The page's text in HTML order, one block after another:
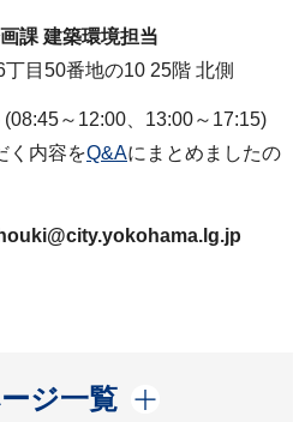
課 建築環境担当
目50番地の10 25階 北側
(08:45～12:00、13:00～17:15)
く内容をQ&Aにまとめましたの
ジ一覧
開く